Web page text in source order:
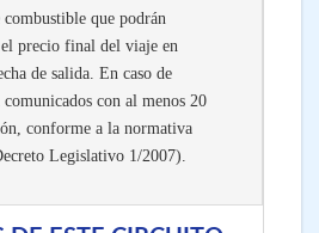
combustible que podrán
precio final del viaje en
de salida. En caso de
comunicados con al menos 20
conforme a la normativa
Legislativo 1/2007).